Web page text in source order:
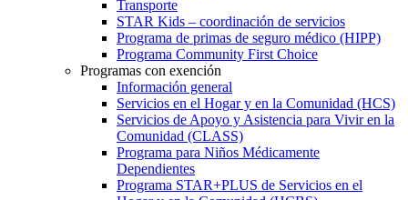
Transporte
STAR Kids – coordinación de servicios
Programa de primas de seguro médico (HIPP)
Programa Community First Choice
Programas con exención
Información general
Servicios en el Hogar y en la Comunidad (HCS)
Servicios de Apoyo y Asistencia para Vivir en la
Comunidad (CLASS)
Programa para Niños Médicamente
Dependientes
Programa STAR+PLUS de Servicios en el